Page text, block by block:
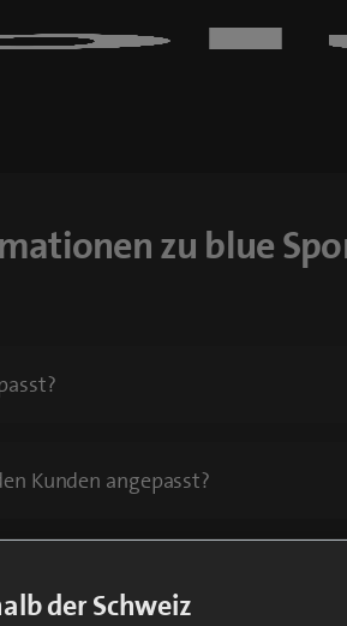
zu blue
Kunden angepasst?
Rabatt?
der Schweiz